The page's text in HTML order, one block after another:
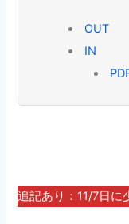
OUT
IN
追記あり：11/7日に